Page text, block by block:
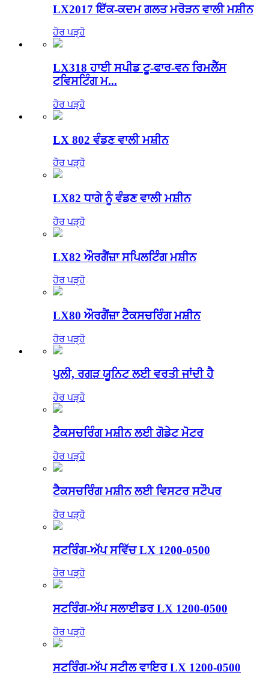
LX2017 ਇੱਕ-ਕਦਮ ਗਲਤ ਮਰੋੜਨ ਵਾਲੀ ਮਸ਼ੀਨ
ਹੋਰ ਪੜ੍ਹੋ
LX318 ਹਾਈ ਸਪੀਡ ਟੂ-ਫਾਰ-ਵਨ ਰਿਮਲੈੱਸ
ਟਵਿਸਟਿੰਗ ਮ...
ਹੋਰ ਪੜ੍ਹੋ
LX 802 ਵੰਡਣ ਵਾਲੀ ਮਸ਼ੀਨ
ਹੋਰ ਪੜ੍ਹੋ
LX82 ਧਾਗੇ ਨੂੰ ਵੰਡਣ ਵਾਲੀ ਮਸ਼ੀਨ
ਹੋਰ ਪੜ੍ਹੋ
LX82 ਔਰਗੈਂਜ਼ਾ ਸਪਿਲਟਿੰਗ ਮਸ਼ੀਨ
ਹੋਰ ਪੜ੍ਹੋ
LX80 ਔਰਗੈਂਜ਼ਾ ਟੈਕਸਚਰਿੰਗ ਮਸ਼ੀਨ
ਹੋਰ ਪੜ੍ਹੋ
ਪੁਲੀ, ਰਗੜ ਯੂਨਿਟ ਲਈ ਵਰਤੀ ਜਾਂਦੀ ਹੈ
ਹੋਰ ਪੜ੍ਹੋ
ਟੈਕਸਚਰਿੰਗ ਮਸ਼ੀਨ ਲਈ ਗੋਡੇਟ ਮੋਟਰ
ਹੋਰ ਪੜ੍ਹੋ
ਟੈਕਸਚਰਿੰਗ ਮਸ਼ੀਨ ਲਈ ਵਿਸਟਰ ਸਟੌਪਰ
ਹੋਰ ਪੜ੍ਹੋ
ਸਟਰਿੰਗ-ਅੱਪ ਸਵਿੱਚ LX 1200-0500
ਹੋਰ ਪੜ੍ਹੋ
ਸਟਰਿੰਗ-ਅੱਪ ਸਲਾਈਡਰ LX 1200-0500
ਹੋਰ ਪੜ੍ਹੋ
ਸਟਰਿੰਗ-ਅੱਪ ਸਟੀਲ ਵਾਇਰ LX 1200-0500